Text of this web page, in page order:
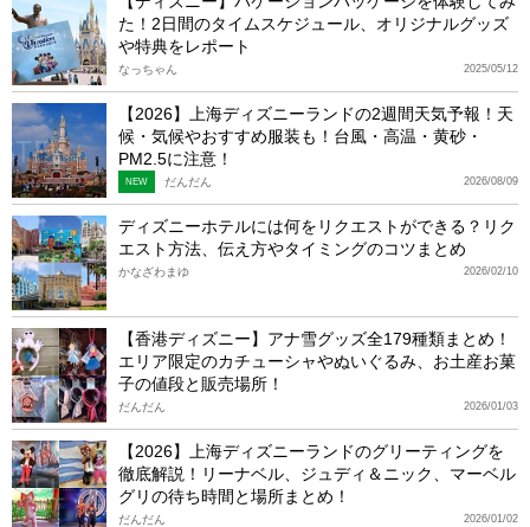
た！2日間のタイムスケジュール、オリジナルグッズ
や特典をレポート
2025/05/12
なっちゃん
【2026】上海ディズニーランドの2週間天気予報！天
候・気候やおすすめ服装も！台風・高温・黄砂・
PM2.5に注意！
2026/08/09
NEW だんだん
ディズニーホテルには何をリクエストができる？リク
エスト方法、伝え方やタイミングのコツまとめ
2026/02/10
かなざわまゆ
【香港ディズニー】アナ雪グッズ全179種類まとめ！
エリア限定のカチューシャやぬいぐるみ、お土産お菓
子の値段と販売場所！
2026/01/03
だんだん
【2026】上海ディズニーランドのグリーティングを
徹底解説！リーナベル、ジュディ＆ニック、マーベル
グリの待ち時間と場所まとめ！
2026/01/02
だんだん